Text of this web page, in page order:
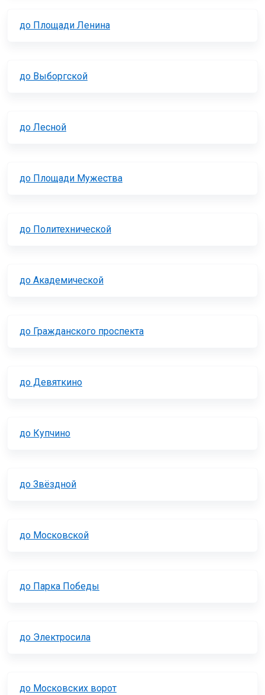
до Площади Ленина
до Выборгской
до Лесной
до Площади Мужества
до Политехнической
до Академической
до Гражданского проспекта
до Девяткино
до Купчино
до Звёздной
до Московской
до Парка Победы
до Электросила
до Московских ворот